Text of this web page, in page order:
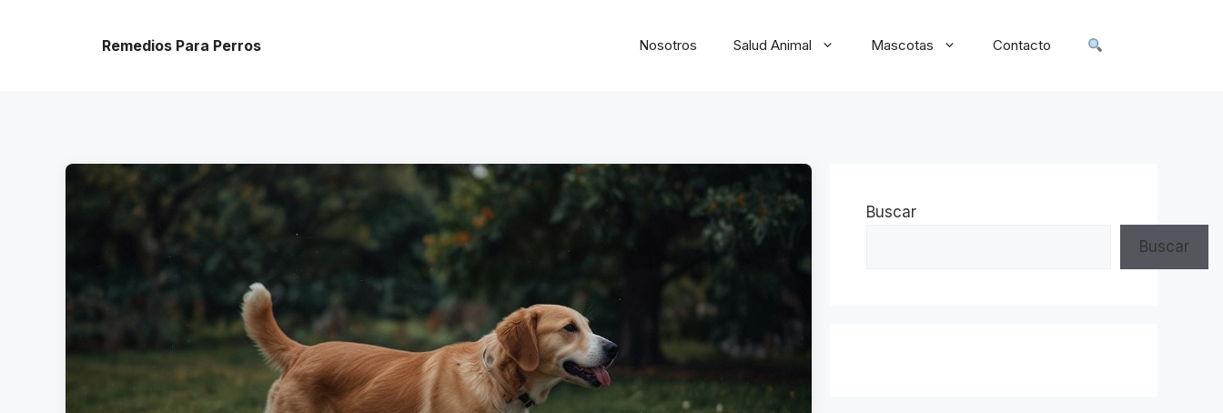
Remedios Para Perros Nosotros Salud Animal Mascotas Contacto
Buscar
Buscar